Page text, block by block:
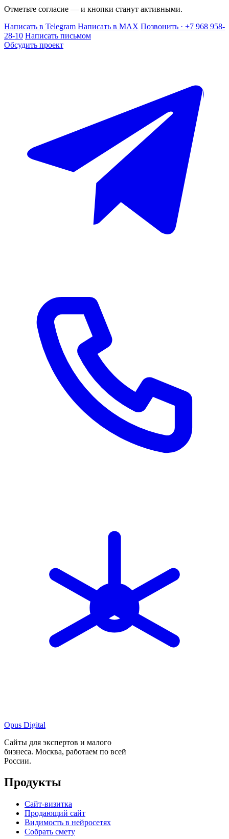
Отметьте согласие — и кнопки станут активными.
Написать в Telegram Написать в MAX Позвонить · +7 968 958-
28-10 Написать письмом
Обсудить проект
Opus Digital
Сайты для экспертов и малого
бизнеса. Москва, работаем по всей
России.
Продукты
Сайт-визитка
Продающий сайт
Видимость в нейросетях
Собрать смету